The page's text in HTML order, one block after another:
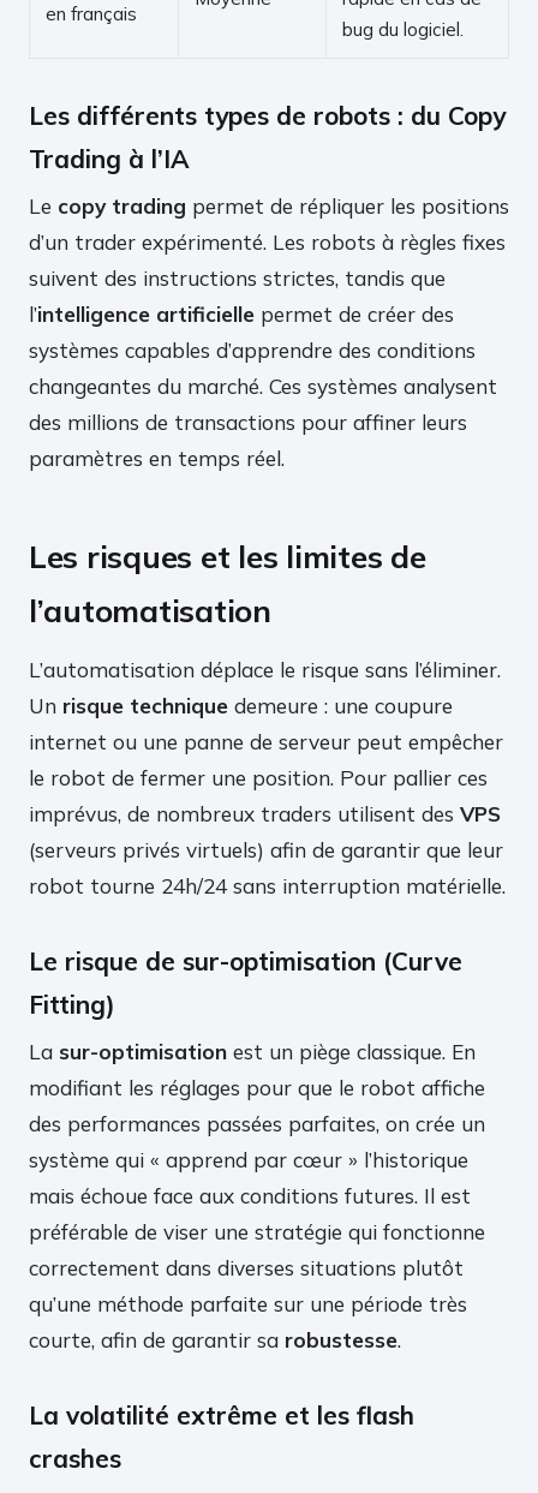
en français
bug du logiciel.
Les différents types de robots : du Copy
Trading à l’IA
Le copy trading permet de répliquer les positions
d’un trader expérimenté. Les robots à règles fixes
suivent des instructions strictes, tandis que
l’intelligence artificielle permet de créer des
systèmes capables d’apprendre des conditions
changeantes du marché. Ces systèmes analysent
des millions de transactions pour affiner leurs
paramètres en temps réel.
Les risques et les limites de
l’automatisation
L’automatisation déplace le risque sans l’éliminer.
Un risque technique demeure : une coupure
internet ou une panne de serveur peut empêcher
le robot de fermer une position. Pour pallier ces
imprévus, de nombreux traders utilisent des VPS
(serveurs privés virtuels) afin de garantir que leur
robot tourne 24h/24 sans interruption matérielle.
Le risque de sur-optimisation (Curve
Fitting)
La sur-optimisation est un piège classique. En
modifiant les réglages pour que le robot affiche
des performances passées parfaites, on crée un
système qui « apprend par cœur » l’historique
mais échoue face aux conditions futures. Il est
préférable de viser une stratégie qui fonctionne
correctement dans diverses situations plutôt
qu’une méthode parfaite sur une période très
courte, afin de garantir sa robustesse.
La volatilité extrême et les flash
crashes